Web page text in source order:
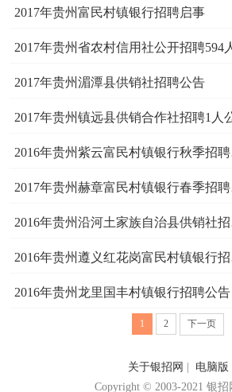
2017年贵州富民村镇银行招聘启事
2017年贵州湄潭县供销社招聘公告
2017年贵州镇远县供销合作社招聘1人
2016年贵州龙里国丰村镇银行招聘公告
1 2 下一页
关于银招网 | 电脑版
Copyright © 2003-2021 银招